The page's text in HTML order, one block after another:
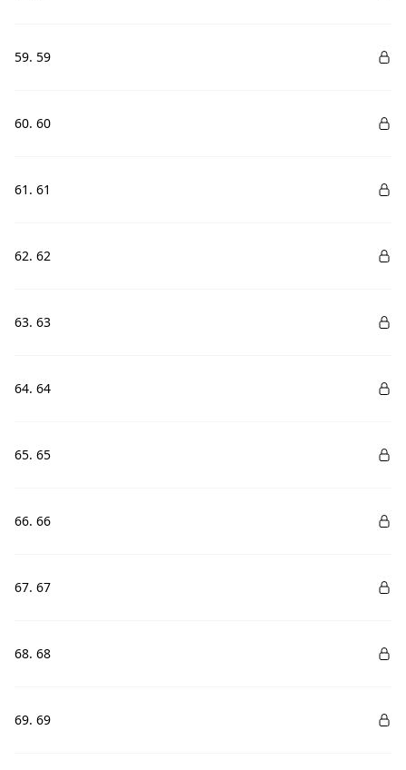
59. 59
60. 60
61. 61
62. 62
63. 63
64. 64
65. 65
66. 66
67. 67
68. 68
69. 69